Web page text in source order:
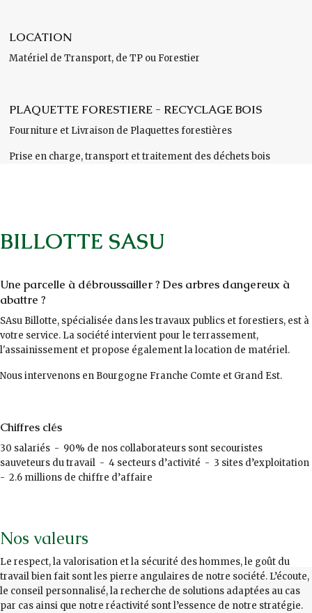
LOCATION
Matériel de Transport, de TP ou Forestier
PLAQUETTE FORESTIERE - RECYCLAGE BOIS
Fourniture et Livraison de Plaquettes forestières
Prise en charge, transport et traitement des déchets bois
BILLOTTE SASU
Une parcelle à débroussailler ? Des arbres dangereux à
abattre ?
SAsu Billotte, spécialisée dans les travaux publics et forestiers, est à
votre service. La société intervient pour le terrassement,
l'assainissement et propose également la location de matériel.
Nous intervenons en Bourgogne Franche Comte et Grand Est.
Chiffres clés
30 salariés - 90% de nos collaborateurs sont secouristes
sauveteurs du travail - 4 secteurs d’activité - 3 sites d’exploitation
- 2.6 millions de chiffre d’affaire
Nos valeurs
Le respect, la valorisation et la sécurité des hommes, le goût du
travail bien fait sont les pierre angulaires de notre société. L’écoute,
le conseil personnalisé, la recherche de solutions adaptées au cas
par cas ainsi que notre réactivité sont l’essence de notre stratégie.